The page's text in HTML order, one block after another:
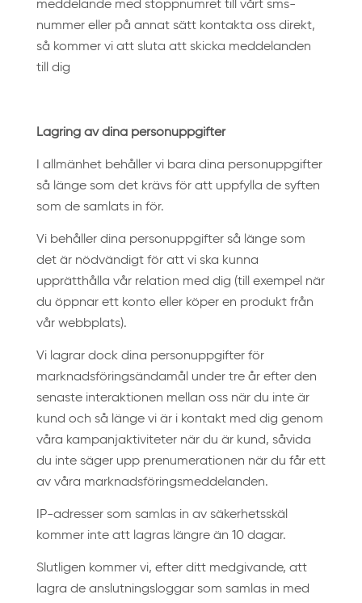
meddelande med stoppnumret till vårt sms-
nummer eller på annat sätt kontakta oss direkt,
så kommer vi att sluta att skicka meddelanden
till dig
Lagring av dina personuppgifter
I allmänhet behåller vi bara dina personuppgifter
så länge som det krävs för att uppfylla de syften
som de samlats in för.
Vi behåller dina personuppgifter så länge som
det är nödvändigt för att vi ska kunna
upprätthålla vår relation med dig (till exempel när
du öppnar ett konto eller köper en produkt från
vår webbplats).
Vi lagrar dock dina personuppgifter för
marknadsföringsändamål under tre år efter den
senaste interaktionen mellan oss när du inte är
kund och så länge vi är i kontakt med dig genom
våra kampanjaktiviteter när du är kund, såvida
du inte säger upp prenumerationen när du får ett
av våra marknadsföringsmeddelanden.
IP-adresser som samlas in av säkerhetsskäl
kommer inte att lagras längre än 10 dagar.
Slutligen kommer vi, efter ditt medgivande, att
lagra de anslutningsloggar som samlas in med